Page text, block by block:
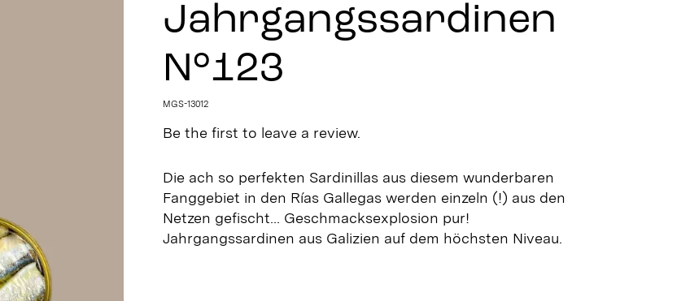
Jahrgangssardinen
N°123
MGS-13012
Be the first to leave a review.
Die ach so perfekten Sardinillas aus diesem wunderbaren
Fanggebiet in den Rías Gallegas werden einzeln (!) aus den
Netzen gefischt… Geschmacksexplosion pur!
Jahrgangssardinen aus Galizien auf dem höchsten Niveau.